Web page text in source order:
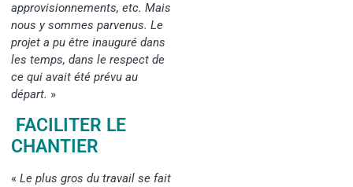
approvisionnements, etc. Mais
nous y sommes parvenus. Le
projet a pu être inauguré dans
les temps, dans le respect de
ce qui avait été prévu au
départ. »
FACILITER LE
CHANTIER
« Le plus gros du travail se fait